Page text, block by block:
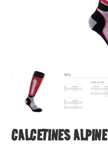
CALCETINES